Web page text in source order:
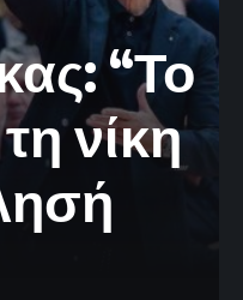
“Το
νίκη